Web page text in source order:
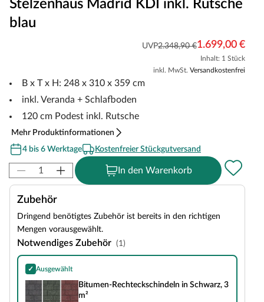
Stelzenhaus Madrid KDI inkl. Rutsche
blau
UVP2.348,90 €1.699,00 €
Inhalt: 1 Stück
inkl. MwSt. Versandkostenfrei
B x T x H: 248 x 310 x 359 cm
inkl. Veranda + Schlafboden
120 cm Podest inkl. Rutsche
Mehr Produktinformationen
4 bis 6 Werktage
Kostenfreier Stückgutversand
In den Warenkorb
Zubehör
Dringend benötigtes Zubehör ist bereits in den richtigen
Mengen vorausgewählt.
Notwendiges Zubehör (1)
✓ Ausgewählt
Bitumen-Rechteckschindeln in Schwarz, 3 m²
Bitumen-Rechteckschindeln in Schwarz, 3
m²